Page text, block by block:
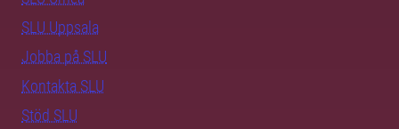
SLU Uppsala
Jobba på SLU
Kontakta SLU
Stöd SLU